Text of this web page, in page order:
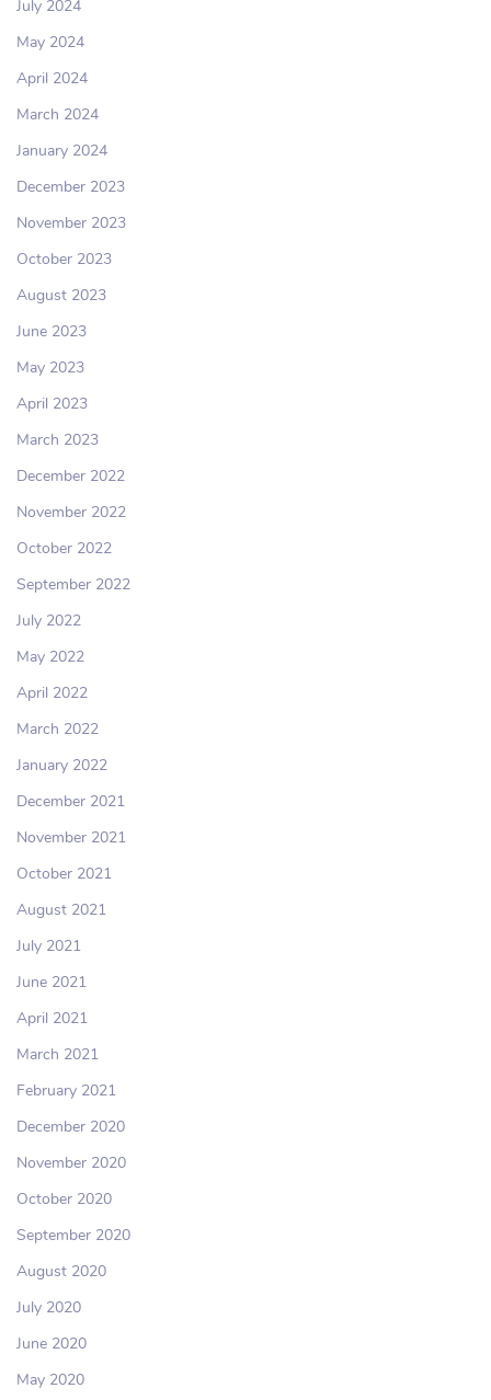
July 2024
May 2024
April 2024
March 2024
January 2024
December 2023
November 2023
October 2023
August 2023
June 2023
May 2023
April 2023
March 2023
December 2022
November 2022
October 2022
September 2022
July 2022
May 2022
April 2022
March 2022
January 2022
December 2021
November 2021
October 2021
August 2021
July 2021
June 2021
April 2021
March 2021
February 2021
December 2020
November 2020
October 2020
September 2020
August 2020
July 2020
June 2020
May 2020